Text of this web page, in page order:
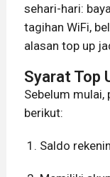
sehari-hari:
tagihan WiFi,
alasan top up
Syarat Top
Sebelum mulai,
berikut:
Saldo